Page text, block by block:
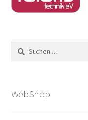
Suchen
nach:
WebShop